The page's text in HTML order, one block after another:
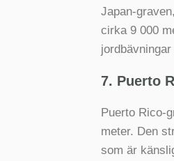
Japan-
cirka 9 000
7. Puerto
Puerto Rico-
meter. Den
som är